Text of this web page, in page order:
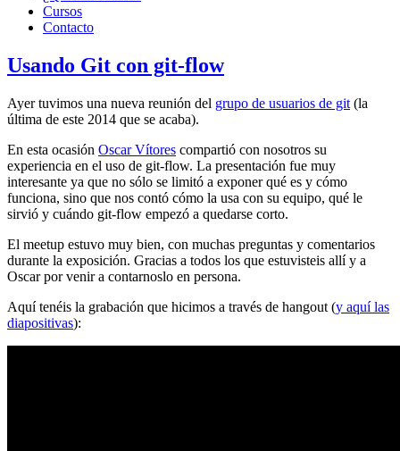
Cursos
Contacto
Usando Git con git-flow
Ayer tuvimos una nueva reunión del grupo de usuarios de git (la
última de este 2014 que se acaba).
En esta ocasión Oscar Vítores compartió con nosotros su
experiencia en el uso de git-flow. La presentación fue muy
interesante ya que no sólo se limitó a exponer qué es y cómo
funciona, sino que nos contó cómo la usa con su equipo, qué le
sirvió y cuándo git-flow empezó a quedarse corto.
El meetup estuvo muy bien, con muchas preguntas y comentarios
durante la exposición. Gracias a todos los que estuvisteis allí y a
Oscar por venir a contarnoslo en persona.
Aquí tenéis la grabación que hicimos a través de hangout (y aquí las
diapositivas):